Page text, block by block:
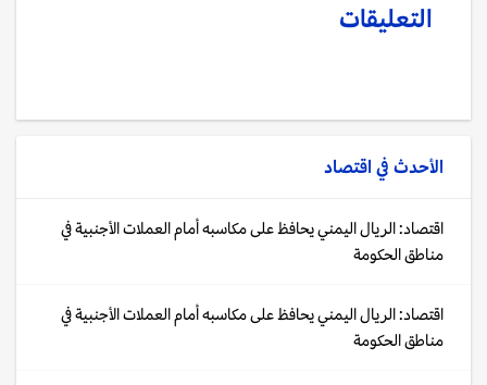
التعليقات
الأحدث في اقتصاد
اقتصاد: الريال اليمني يحافظ على مكاسبه أمام العملات الأجنبية في
مناطق الحكومة
اقتصاد: الريال اليمني يحافظ على مكاسبه أمام العملات الأجنبية في
مناطق الحكومة